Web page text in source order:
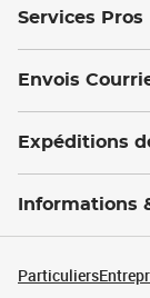
Services Pros
Envois
Expéditions
Informations
Particuliers